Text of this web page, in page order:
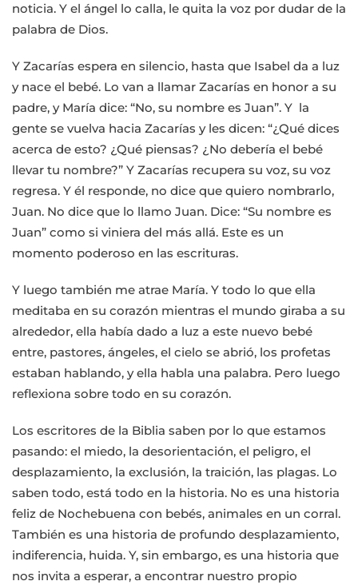
noticia. Y el ángel lo calla, le quita la voz por dudar de la
palabra de Dios.
Y Zacarías espera en silencio, hasta que Isabel da a luz
y nace el bebé. Lo van a llamar Zacarías en honor a su
padre, y María dice: “No, su nombre es Juan”. Y la
gente se vuelva hacia Zacarías y les dicen: “¿Qué dices
acerca de esto? ¿Qué piensas? ¿No debería el bebé
llevar tu nombre?” Y Zacarías recupera su voz, su voz
regresa. Y él responde, no dice que quiero nombrarlo,
Juan. No dice que lo llamo Juan. Dice: “Su nombre es
Juan” como si viniera del más allá. Este es un
momento poderoso en las escrituras.
Y luego también me atrae María. Y todo lo que ella
meditaba en su corazón mientras el mundo giraba a su
alrededor, ella había dado a luz a este nuevo bebé
entre, pastores, ángeles, el cielo se abrió, los profetas
estaban hablando, y ella habla una palabra. Pero luego
reflexiona sobre todo en su corazón.
Los escritores de la Biblia saben por lo que estamos
pasando: el miedo, la desorientación, el peligro, el
desplazamiento, la exclusión, la traición, las plagas. Lo
saben todo, está todo en la historia. No es una historia
feliz de Nochebuena con bebés, animales en un corral.
También es una historia de profundo desplazamiento,
indiferencia, huida. Y, sin embargo, es una historia que
nos invita a esperar, a encontrar nuestro propio